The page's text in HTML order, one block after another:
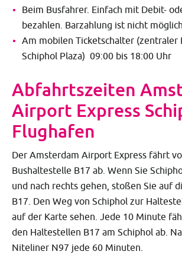
Beim Busfahrer. Einfach mit Debit-
bezahlen. Barzahlung ist nicht möglich.
Am mobilen Ticketschalter (zentraler
Schiphol Plaza) 09:00 bis 18:00 Uhr
Abfahrtszeiten
Airport Express
Flughafen
Der Amsterdam Airport Express fährt
Bushaltestelle B17 ab. Wenn Sie
und nach rechts gehen, stoßen Sie auf
B17. Den Weg von Schiphol zur
auf der Karte sehen. Jede 10 Minute
den Haltestellen B17 am Schiphol ab.
Niteliner N97 jede 60 Minuten.